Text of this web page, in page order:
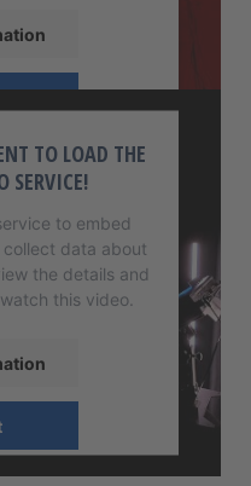
PlatformTO LOAD THE
SERVICE!
to embed
data about
the details and
this video.